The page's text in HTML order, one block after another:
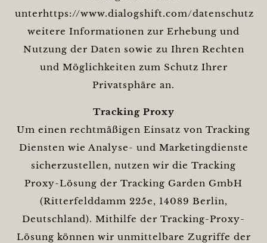
unterhttps://www.dialogshift.com/datenschutz
weitere Informationen zur Erhebung und
Nutzung der Daten sowie zu Ihren Rechten
und Möglichkeiten zum Schutz Ihrer
Privatsphäre an.
Tracking Proxy
Um einen rechtmäßigen Einsatz von Tracking
Diensten wie Analyse- und Marketingdienste
sicherzustellen, nutzen wir die Tracking
Proxy-Lösung der Tracking Garden GmbH
(Ritterfelddamm 225e, 14089 Berlin,
Deutschland). Mithilfe der Tracking-Proxy-
Lösung können wir unmittelbare Zugriffe der